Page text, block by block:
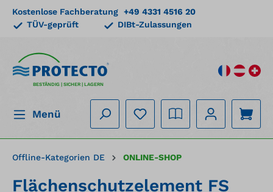
springen
Kostenlose Fachberatung +49 4331 4516 20
TÜV-geprüft
DIBt-Zulassungen
BESTÄNDIG | SICHER | LAGERN
Menü
Offline-Kategorien DE ONLINE-SHOP
Flächenschutzelement FS